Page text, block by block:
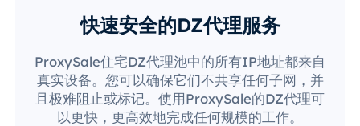
快速安全的DZ代理服务
ProxySale住宅DZ代理池中的所有IP地址都来自
真实设备。您可以确保它们不共享任何子网，并
且极难阻止或标记。使用ProxySale的DZ代理可
以更快，更高效地完成任何规模的工作。